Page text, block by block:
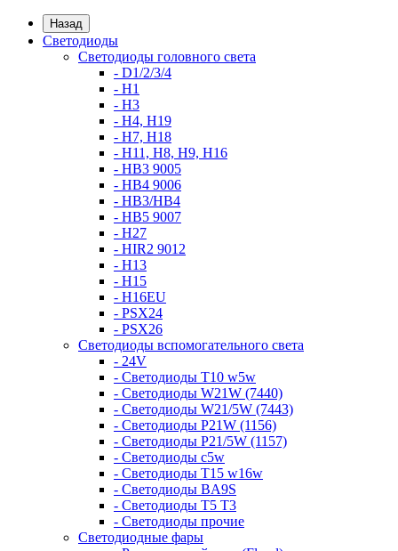
Назад
Светодиоды
Светодиоды головного света
- D1/2/3/4
- H1
- H3
- H4, H19
- H7, H18
- H11, H8, H9, H16
- HB3 9005
- HB4 9006
- HB3/HB4
- HB5 9007
- H27
- HIR2 9012
- H13
- H15
- H16EU
- PSX24
- PSX26
Светодиоды вспомогательного света
- 24V
- Светодиоды T10 w5w
- Светодиоды W21W (7440)
- Светодиоды W21/5W (7443)
- Светодиоды P21W (1156)
- Светодиоды P21/5W (1157)
- Светодиоды c5w
- Светодиоды T15 w16w
- Светодиоды BA9S
- Светодиоды T5 T3
- Светодиоды прочие
Светодиодные фары